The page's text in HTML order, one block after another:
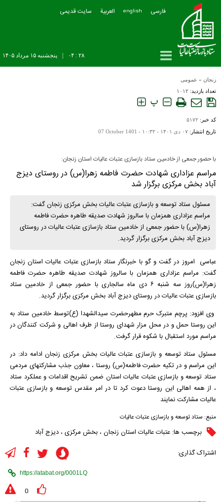
فارسی english العربیة سایت قدیمی
پنجشنبه ۱۵ مرداد ۱۴۰۵ ۲۸ : ۰۴
زنجان » عمومی
تعداد بازدید: ۱۰۱۲
پ
کد خبر: ۵۱۷۲
تاریخ انتشار: ۰۷ دی ۱۴۰۱ - ۱۰:۳۲ - 07 October 1401
با حضور جمعی از خادمین ستاد بازسازی عتبات عالیات استان زنجان:
مراسم عزاداری شهادت حضرت فاطمه زهرا(س) در روستای دیزج
آباد بخش مرکزی برگزار شد
مسئول ستاد توسعه و بازسازی عتبات عالیات بخش مرکزی زنجان گفت:
مراسم عزاداری همزمان با سالروز شهادت صدیقه طاهره حضرت فاطمه
زهرا(س) با حضور جمعی از خادمین ستاد بازسازی عتبات عالیات در روستای
دیزج آباد بخش مرکزی برگزار گردید.
عباسی امروز در گفت و گو با خبرنگار ستاد بازسازی عتبات عالیات استان زنجان
گفت: مراسم عزاداری همزمان با سالروز شهادت صدیقه طاهره حضرت فاطمه
زهرا(س)روز سه شنبه ۶ دی ماه سالجاری با حضور جمعی از خادمین ستاد
بازسازی عتبات عالیات در روستای دیزج آباد بخش مرکزی برگزار گردید.
وی افزود: پرچم متبرک حرم مطهرحضرت سیدالشهدا (ع)توسط خادمین ستاد به
این روستا حمل و در محل مزار شهدای روستا از طرف اهالی و شرکت کنندگان در
مراسم مورد استقبال با شکوه قرار گرفت.
مسئول ستاد توسعه و بازسازی عتبات عالیات بخش مرکزی زنجان ادامه داد: در
این مراسم و در تکیه حضرت فاطمه(س) روستا ، معاون جذب مشارکتهای مردمی
ستاد توسعه و بازسازی عتبات عالیات استان ضمن تشریح اقدامات و عملکرد ستاد
، از همه اهالی این روستا دعوت کرد تا در امر مقدس توسعه و بازسازی عتبات
عالیات مشارکت نمایند
منبع: ستاد توسعه و بازسازی عتبات عالیات
برچسب ها: عتبات عالیات استان زنجان ، بخش مرکزی ، دیزج آباد
اشتراک گذاری:
0